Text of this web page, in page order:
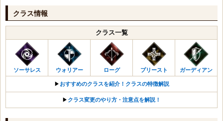
くちばしの靴
色あせた城塞の靴
銅の首飾り
銅の腕輪
銅の指輪
銅装飾のベルト
汚染された石の角笛
古城の角笛
冒険者の双斧
くちばしの兜
マナハイムの兜
くちばしの鎧
マナハイムの鎧
くちばしの手袋
信仰の手袋
城塞の双斧
灰色の兜
城塞の兜
灰色の鎧
城塞の鎧
荒地の靴
灰色の杖
城塞の杖
灰色のメイス・盾
城塞のメイス・盾
灰色の槍・盾
城塞の槍・盾
灰色の双斧
城塞の双斧
灰色の大剣
城塞の大剣
灰色の魔法球
城塞の魔法球
灰色のワンド
城塞のワンド
灰色の弓
極寒の腕輪
治癒の指輪
闇のベルト
未知の結晶
[先鋒隊長]守護の修業本
[衝撃研磨]勇猛の修業本
[バリア強化]元素の修業本
[熟練魔法]闇の修業本
クラス情報
クラス一覧
ソーサレス ウォリアー ローグ プリースト ガーディアン
▶︎ おすすめのクラスを紹介！クラスの特徴解説
▶︎ クラス変更のやり方・注意点を解説！